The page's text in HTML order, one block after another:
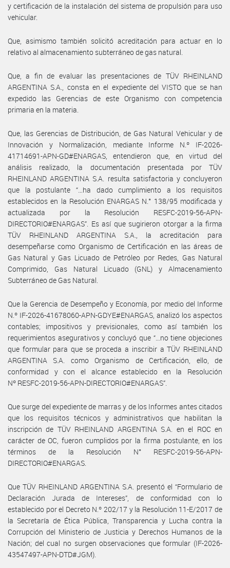
y certificación de la instalación del sistema de propulsión para uso
vehicular.
Que, asimismo también solicitó acreditación para actuar en lo
relativo al almacenamiento subterráneo de gas natural.
Que, a fin de evaluar las presentaciones de TÜV RHEINLAND
ARGENTINA S.A., consta en el expediente del VISTO que se han
expedido las Gerencias de este Organismo con competencia
primaria en la materia.
Que, las Gerencias de Distribución, de Gas Natural Vehicular y de
Innovación y Normalización, mediante Informe N.º IF-2026-
41714691-APN-GD#ENARGAS, entendieron que, en virtud del
análisis realizado, la documentación presentada por TÜV
RHEINLAND ARGENTINA S.A. resulta satisfactoria y concluyeron
que la postulante “…ha dado cumplimiento a los requisitos
establecidos en la Resolución ENARGAS N.° 138/95 modificada y
actualizada por la Resolución RESFC-2019-56-APN-
DIRECTORIO#ENARGAS”. Es así que sugirieron otorgar a la firma
TÜV RHEINLAND ARGENTINA S.A., la acreditación para
desempeñarse como Organismo de Certificación en las áreas de
Gas Natural y Gas Licuado de Petróleo por Redes, Gas Natural
Comprimido, Gas Natural Licuado (GNL) y Almacenamiento
Subterráneo de Gas Natural.
Que la Gerencia de Desempeño y Economía, por medio del Informe
N.º IF-2026-41678060-APN-GDYE#ENARGAS, analizó los aspectos
contables; impositivos y previsionales, como así también los
requerimientos asegurativos y concluyó que “…no tiene objeciones
que formular para que se proceda a inscribir a TÜV RHEINLAND
ARGENTINA S.A. como Organismo de Certificación, ello, de
conformidad y con el alcance establecido en la Resolución
Nº RESFC-2019-56-APN-DIRECTORIO#ENARGAS”.
Que surge del expediente de marras y de los Informes antes citados
que los requisitos técnicos y administrativos que habilitan la
inscripción de TÜV RHEINLAND ARGENTINA S.A. en el ROC en
carácter de OC, fueron cumplidos por la firma postulante, en los
términos de la Resolución N° RESFC-2019-56-APN-
DIRECTORIO#ENARGAS.
Que TÜV RHEINLAND ARGENTINA S.A. presentó el “Formulario de
Declaración Jurada de Intereses”, de conformidad con lo
establecido por el Decreto N.º 202/17 y la Resolución 11-E/2017 de
la Secretaría de Ética Pública, Transparencia y Lucha contra la
Corrupción del Ministerio de Justicia y Derechos Humanos de la
Nación; del cual no surgen observaciones que formular (IF-2026-
43547497-APN-DTD#JGM).